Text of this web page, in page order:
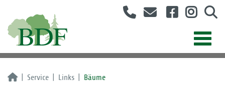
Service Links Bäume